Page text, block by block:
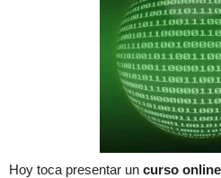
Hoy toca presentar un curso